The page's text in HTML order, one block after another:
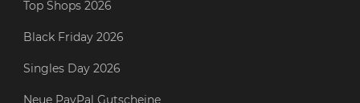
Top Shops 2026
Black Friday 2026
Singles Day 2026
Neue PayPal Gutscheine